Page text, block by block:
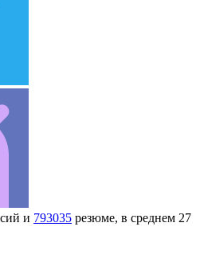
и 793035 резюме, в среднем 27